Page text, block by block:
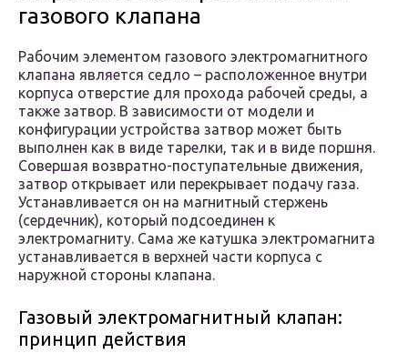
газового клапана
Рабочим элементом газового электромагнитного
клапана является седло – расположенное внутри
корпуса отверстие для прохода рабочей среды, а
также затвор. В зависимости от модели и
конфигурации устройства затвор может быть
выполнен как в виде тарелки, так и в виде поршня.
Совершая возвратно-поступательные движения,
затвор открывает или перекрывает подачу газа.
Устанавливается он на магнитный стержень
(сердечник), который подсоединен к
электромагниту. Сама же катушка электромагнита
устанавливается в верхней части корпуса с
наружной стороны клапана.
Газовый электромагнитный клапан:
принцип действия